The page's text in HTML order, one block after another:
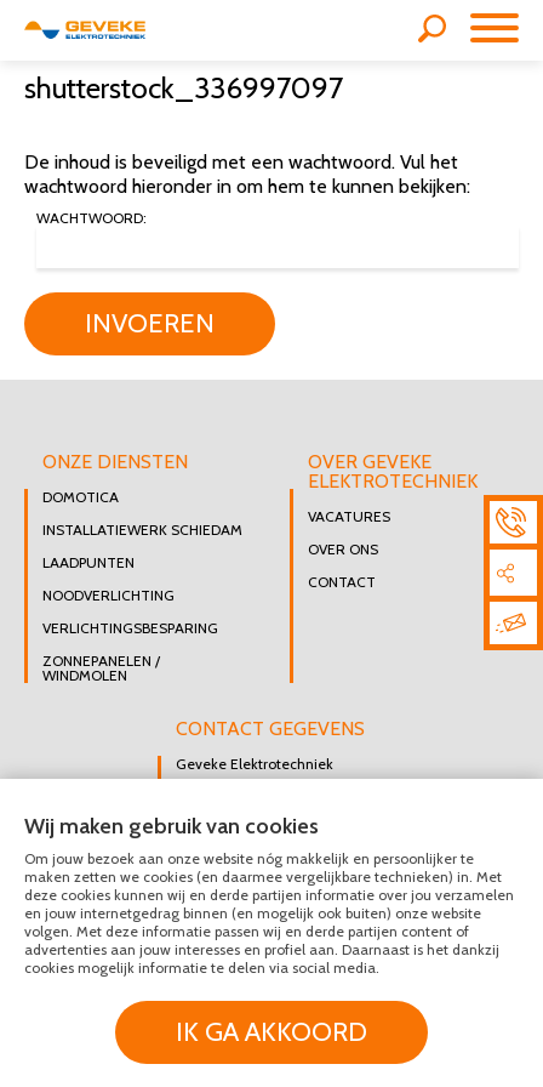
shutterstock_336997097
De inhoud is beveiligd met een wachtwoord. Vul het
wachtwoord hieronder in om hem te kunnen bekijken:
WACHTWOORD:
INVOEREN
ONZE DIENSTEN
DOMOTICA
INSTALLATIEWERK SCHIEDAM
LAADPUNTEN
NOODVERLICHTING
VERLICHTINGSBESPARING
ZONNEPANELEN /
WINDMOLEN
OVER GEVEKE
ELEKTROTECHNIEK
VACATURES
OVER ONS
CONTACT
CONTACT GEGEVENS
Geveke Elektrotechniek
3112 GK Schiedam
DIRECT CONTACT
OPNEMEN
010 426 8447
MAIL ONS
© Geveke Elektrotechniek 2020 - 2026
Algemene Voorwaarden
Wij maken gebruik van cookies
Om jouw bezoek aan onze website nóg makkelijk en persoonlijker te
maken zetten we cookies (en daarmee vergelijkbare technieken) in. Met
deze cookies kunnen wij en derde partijen informatie over jou verzamelen
en jouw internetgedrag binnen (en mogelijk ook buiten) onze website
volgen. Met deze informatie passen wij en derde partijen content of
advertenties aan jouw interesses en profiel aan. Daarnaast is het dankzij
cookies mogelijk informatie te delen via social media.
IK GA AKKOORD